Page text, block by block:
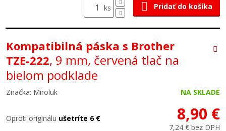
ks Pridať do košíka
Kompatibilná páska s Brother
TZE-222, 9 mm, červená tlač na
bielom podklade
Značka: Miroluk NA SKLADE
Oproti originálu ušetríte 6 € 8,90 €
7,24 € bez DPH